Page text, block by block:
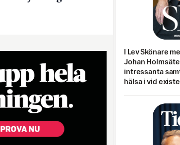
I Lev Skönare
Johan
intressanta
hälsa i vid